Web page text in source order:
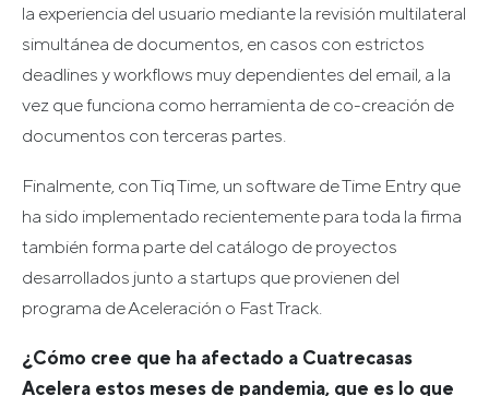
la experiencia del usuario mediante la revisión multilateral
simultánea de documentos, en casos con estrictos
deadlines y workflows muy dependientes del email, a la
vez que funciona como herramienta de co-creación de
documentos con terceras partes.
Finalmente, con Tiq Time, un software de Time Entry que
ha sido implementado recientemente para toda la firma
también forma parte del catálogo de proyectos
desarrollados junto a startups que provienen del
programa de Aceleración o Fast Track.
¿Cómo cree que ha afectado a Cuatrecasas
Acelera estos meses de pandemia, que es lo que